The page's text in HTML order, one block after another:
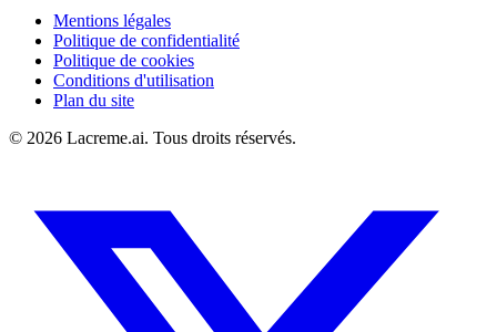
Mentions légales
Politique de confidentialité
Politique de cookies
Conditions d'utilisation
Plan du site
© 2026 Lacreme.ai. Tous droits réservés.